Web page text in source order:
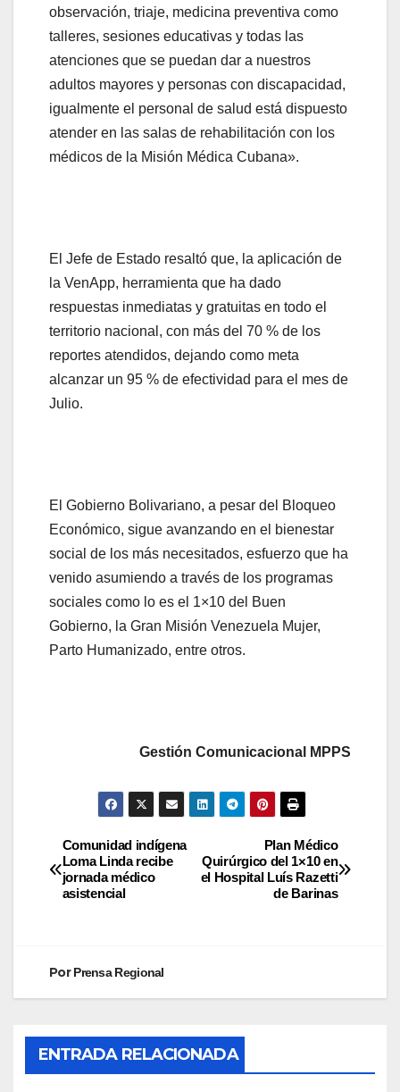
observación, triaje, medicina preventiva como
talleres, sesiones educativas y todas las
atenciones que se puedan dar a nuestros
adultos mayores y personas con discapacidad,
igualmente el personal de salud está dispuesto
atender en las salas de rehabilitación con los
médicos de la Misión Médica Cubana».
El Jefe de Estado resaltó que, la aplicación de
la VenApp, herramienta que ha dado
respuestas inmediatas y gratuitas en todo el
territorio nacional, con más del 70 % de los
reportes atendidos, dejando como meta
alcanzar un 95 % de efectividad para el mes de
Julio.
El Gobierno Bolivariano, a pesar del Bloqueo
Económico, sigue avanzando en el bienestar
social de los más necesitados, esfuerzo que ha
venido asumiendo a través de los programas
sociales como lo es el 1×10 del Buen
Gobierno, la Gran Misión Venezuela Mujer,
Parto Humanizado, entre otros.
Gestión Comunicacional MPPS
Plan Médico
Quirúrgico del 1×10 en
el Hospital Luís Razetti
de Barinas
Comunidad indígena
Loma Linda recibe
jornada médico
asistencial
PorPrensa Regional
ENTRADA RELACIONADA